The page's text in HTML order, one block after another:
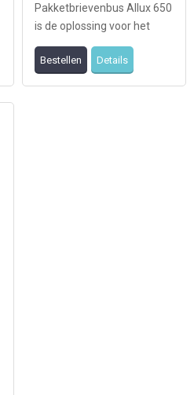
Pakketbrievenbus Allux 650
is de oplossing voor het
ontvangen van grote
hoeveelheden post ...
Bestellen Details